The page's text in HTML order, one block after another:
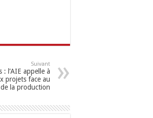
Suivant
: l’AIE appelle à
projets face au
la production